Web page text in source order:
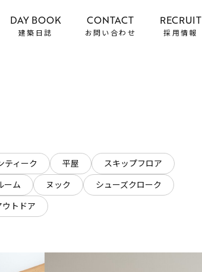
DAY BOOK
建築日誌
CONTACT
お問い合わせ
RECRUIT
採用情報
ティーク 平屋
スキップフロア
ーム ヌック
シューズクローク
ウトドア